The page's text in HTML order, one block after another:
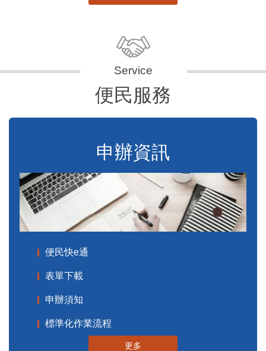
便民服務
申辦資訊
便民快e通
表單下載
申辦須知
標準化作業流程
更多